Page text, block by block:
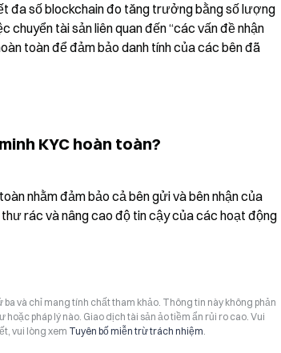
đa số blockchain đo tăng trưởng bằng số lượng
chuyển tài sản liên quan đến “các vấn đề nhận
toàn để đảm bảo danh tính của các bên đã
KYC hoàn toàn?
nhằm đảm bảo cả bên gửi và bên nhận của
rác và nâng cao độ tin cậy của các hoạt động
và chỉ mang tính chất tham khảo. Thông tin này không phản
pháp lý nào. Giao dịch tài sản ảo tiềm ẩn rủi ro cao. Vui
vui lòng xem Tuyên bố miễn trừ trách nhiệm.